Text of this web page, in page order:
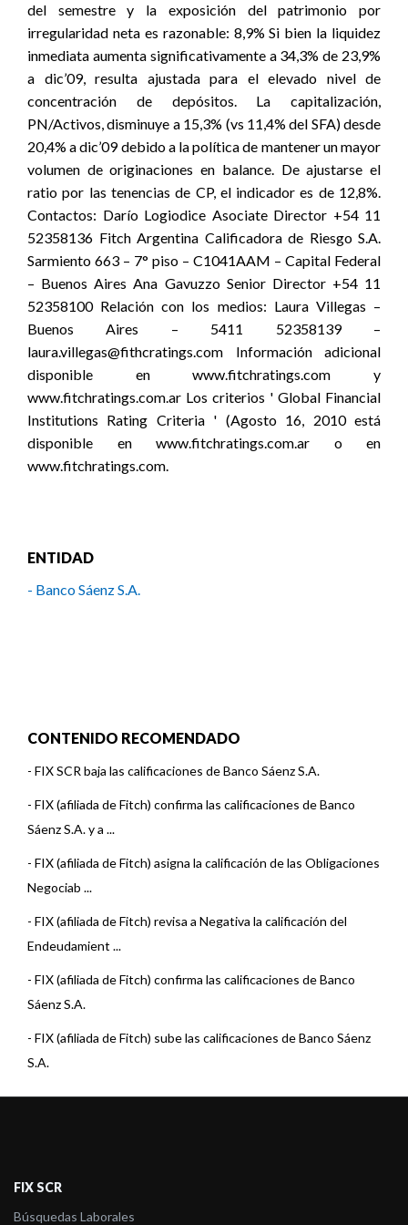
del semestre y la exposición del patrimonio por
irregularidad neta es razonable: 8,9% Si bien la liquidez
inmediata aumenta significativamente a 34,3% de 23,9%
a dic’09, resulta ajustada para el elevado nivel de
concentración de depósitos. La capitalización,
PN/Activos, disminuye a 15,3% (vs 11,4% del SFA) desde
20,4% a dic’09 debido a la política de mantener un mayor
volumen de originaciones en balance. De ajustarse el
ratio por las tenencias de CP, el indicador es de 12,8%.
Contactos: Darío Logiodice Asociate Director +54 11
52358136 Fitch Argentina Calificadora de Riesgo S.A.
Sarmiento 663 – 7° piso – C1041AAM – Capital Federal
– Buenos Aires Ana Gavuzzo Senior Director +54 11
52358100 Relación con los medios: Laura Villegas –
Buenos Aires – 5411 52358139 –
laura.villegas@fithcratings.com Información adicional
disponible en www.fitchratings.com y
www.fitchratings.com.ar Los criterios ' Global Financial
Institutions Rating Criteria ' (Agosto 16, 2010 está
disponible en www.fitchratings.com.ar o en
www.fitchratings.com.
ENTIDAD
- Banco Sáenz S.A.
CONTENIDO RECOMENDADO
- FIX SCR baja las calificaciones de Banco Sáenz S.A.
- FIX (afiliada de Fitch) confirma las calificaciones de Banco
Sáenz S.A. y a ...
- FIX (afiliada de Fitch) asigna la calificación de las Obligaciones
Negociab ...
- FIX (afiliada de Fitch) revisa a Negativa la calificación del
Endeudamient ...
- FIX (afiliada de Fitch) confirma las calificaciones de Banco
Sáenz S.A.
- FIX (afiliada de Fitch) sube las calificaciones de Banco Sáenz
S.A.
-Fix SCR asigna la calificación de las Obligaciones Negociables
Perspectiva ...
-FIX revisó a Estable la perspectiva de varias Entidades
FIX SCR
Búsquedas Laborales